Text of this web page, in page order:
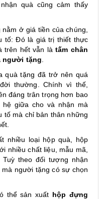
quà cũng cảm thấy
ở giá tiền của chúng,
tố: Đó là giá trị thiết thực
trên hết vẫn làtấm chân
người tặng
quà tặng đã trở nên quá
thường. Chính vì thế,
đáng trân trọng hơn bao
giữa cho và nhận mà
tố mà chỉ bản thân những
nhiều loại hộp quà, hộp
nhiều chất liệu, mẫu mã,
theo đối tượng nhận
người tặng có sự chọn
thể sản xuất hộp đựng